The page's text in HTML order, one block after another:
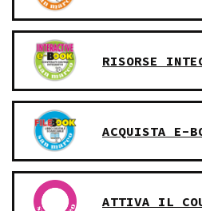
RISORSE
ACQUISTA E-
ATTIVA IL